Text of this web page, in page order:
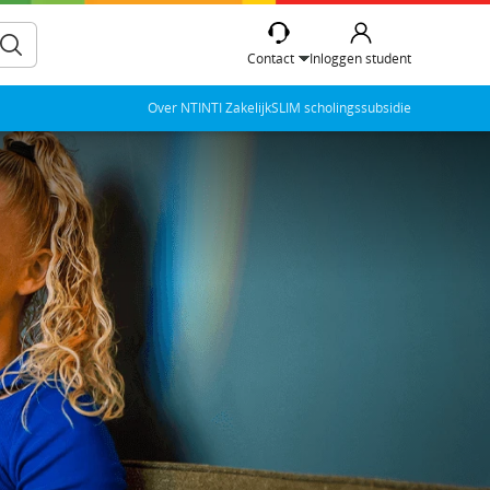
Contact Inloggen student
Over NTINTI ZakelijkSLIM scholingssubsidie